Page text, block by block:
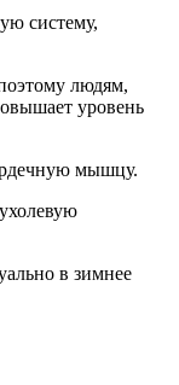
систему,
людям,
уровень
мышцу.
в зимнее